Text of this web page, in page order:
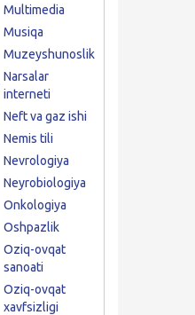
Multimedia
Musiqa
Muzeyshunoslik
Narsalar
interneti
Neft va gaz ishi
Nemis tili
Nevrologiya
Neyrobiologiya
Onkologiya
Oshpazlik
Oziq-ovqat
sanoati
Oziq-ovqat
xavfsizligi